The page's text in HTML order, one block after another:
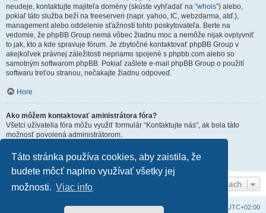
Táto stránka používa cookies, aby zaistila, že
budete môcť naplno využívať všetky jej
možnosti. Viac info
neudeje, kontaktujte majiteľa domény (skúste vyhľadať na "whois") alebo,
pokiaľ táto služba beží na freeserveri (napr. yahoo, IC, webzdarma, atď.),
management alebo oddelenie sťažností tohto poskytovateľa. Berte na
vedomie, že phpBB Group nemá vôbec žiadnu moc a nemôže nijak ovplyvniť
to jak, kto a kde spravuje fórum. Je zbytočné kontaktovať phpBB Group v
akejkoľvek právnej záležitosti nepriamo spojené s phpbb.com alebo so
samotným softwarom phpBB. Pokiaľ zašlete e-mail phpBB Group o použití
softwaru treťou stranou, nečakajte žiadnu odpoveď.
Hore
Ako môžem kontaktovať aministrátora fóra?
Všetci užívatelia fóra môžu využiť formulár “Kontaktujte nás”, ak bola táto
možnosť povolená administrátorom.
Rýchla navigácia vo fórach
Obsah portálu UTC+02:00